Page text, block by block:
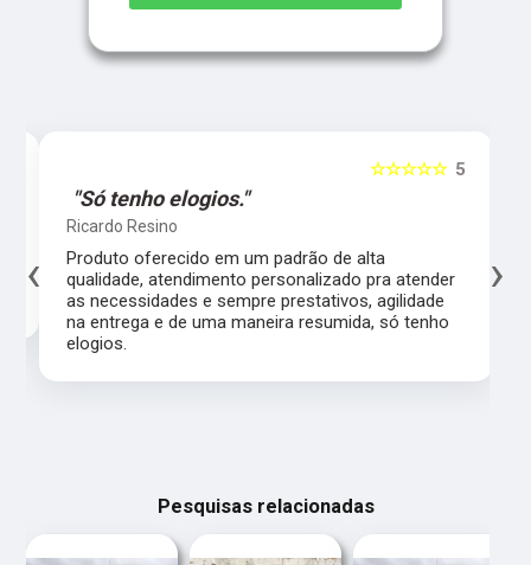
5
☆☆☆☆☆
"Só tenho elogios."
Ricardo Resino
Produto oferecido em um padrão de alta
qualidade, atendimento personalizado pra atender
as necessidades e sempre prestativos, agilidade
na entrega e de uma maneira resumida, só tenho
elogios.
‹ ›
Pesquisas relacionadas